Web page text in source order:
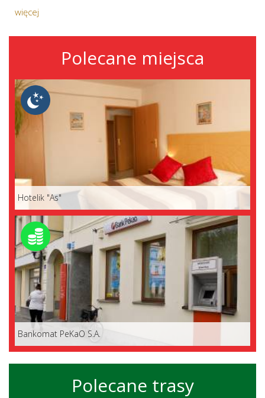
więcej
Polecane miejsca
Hotelik "As"
Bankomat PeKaO S.A.
Polecane trasy